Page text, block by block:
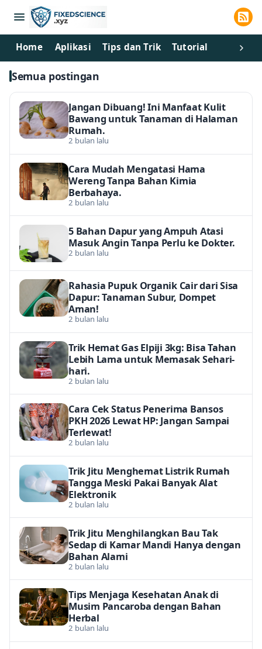
Home Aplikasi Tips dan Trik Tutorial
Semua postingan
Jangan Dibuang! Ini Manfaat Kulit
Bawang untuk Tanaman di Halaman
Rumah.
2 bulan lalu
Cara Mudah Mengatasi Hama
Wereng Tanpa Bahan Kimia
Berbahaya.
2 bulan lalu
5 Bahan Dapur yang Ampuh Atasi
Masuk Angin Tanpa Perlu ke Dokter.
2 bulan lalu
Rahasia Pupuk Organik Cair dari Sisa
Dapur: Tanaman Subur, Dompet
Aman!
2 bulan lalu
Trik Hemat Gas Elpiji 3kg: Bisa Tahan
Lebih Lama untuk Memasak Sehari-
hari.
2 bulan lalu
Cara Cek Status Penerima Bansos
PKH 2026 Lewat HP: Jangan Sampai
Terlewat!
2 bulan lalu
Trik Jitu Menghemat Listrik Rumah
Tangga Meski Pakai Banyak Alat
Elektronik
2 bulan lalu
Trik Jitu Menghilangkan Bau Tak
Sedap di Kamar Mandi Hanya dengan
Bahan Alami
2 bulan lalu
Tips Menjaga Kesehatan Anak di
Musim Pancaroba dengan Bahan
Herbal
2 bulan lalu